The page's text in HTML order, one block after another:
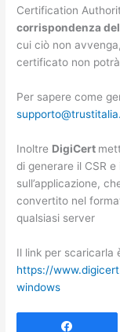
Certification
corrispondenza
cui ciò non
certificato non
Per sapere come
Inoltre DigiCert
di generare il CSR
sull’applicazione,
convertito nel
qualsiasi server
Il link per scaricarla
https://
windows